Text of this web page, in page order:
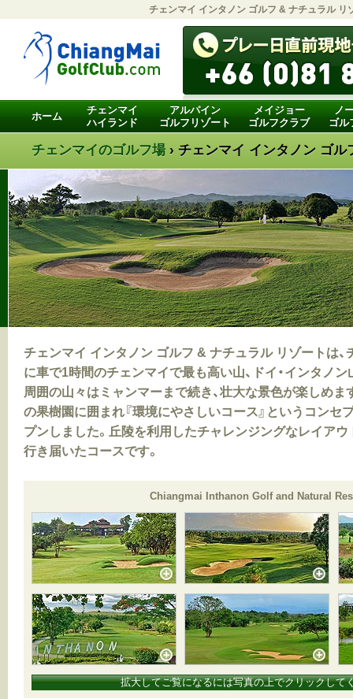
チェンマイ インタノン ゴルフ & ナチュラル
ホーム
チェンマイ
ハイランド
アルパイン
ゴルフリゾート
メイジョー
ゴルフクラブ
ノ
ゴル
チェンマイのゴルフ場 › チェンマイ インタノン ゴ
チェンマイ インタノン ゴルフ & ナチュラル リゾートは
に車で1時間のチェンマイで最も高い山、ドイ・インタノ
周囲の山々はミャンマーまで続き、壮大な景色が楽しめま
の果樹園に囲まれ『環境にやさしいコース』というコンセ
プンしました。丘陵を利用したチャレンジングなレイア
行き届いたコースです。
Chiangmai Inthanon Golf and Natural
拡大してご覧になるには写真の上でクリックして